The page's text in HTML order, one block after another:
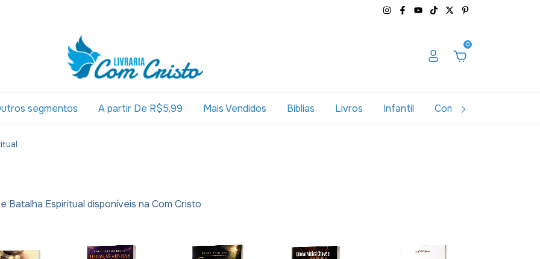
0
segmentos A partir De R$5,99 Mais Vendidos Biblias Livros Infantil Combos
Espiritual disponíveis na Com Cristo